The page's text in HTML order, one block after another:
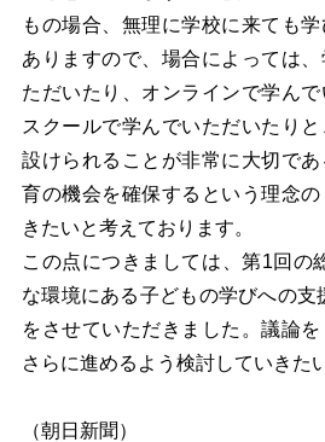
もの場合、無理に学校に来ても
ありますので、場合によっては
ただいたり、オンラインで学ん
スクールで学んでいただいたり
設けられることが非常に大切で
育の機会を確保するという理念
きたいと考えております。
この点につきましては、第1回の
な環境にある子どもの学びへの支
をさせていただきました。議論
さらに進めるよう検討していきた
（朝日新聞）